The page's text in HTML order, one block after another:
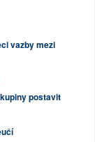
vazby mezi
postavit